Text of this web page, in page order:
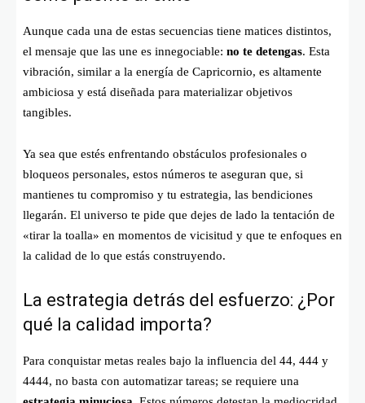
Aunque cada una de estas secuencias tiene matices distintos,
el mensaje que las une es innegociable: no te detengas. Esta
vibración, similar a la energía de Capricornio, es altamente
ambiciosa y está diseñada para materializar objetivos
tangibles.
Ya sea que estés enfrentando obstáculos profesionales o
bloqueos personales, estos números te aseguran que, si
mantienes tu compromiso y tu estrategia, las bendiciones
llegarán. El universo te pide que dejes de lado la tentación de
«tirar la toalla» en momentos de vicisitud y que te enfoques en
la calidad de lo que estás construyendo.
La estrategia detrás del esfuerzo: ¿Por
qué la calidad importa?
Para conquistar metas reales bajo la influencia del 44, 444 y
4444, no basta con automatizar tareas; se requiere una